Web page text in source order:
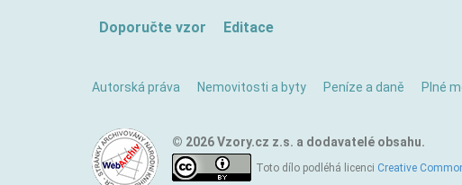
Doporučte vzor Editace
Autorská práva Nemovitosti a byty Peníze a daně Plné
© 2026 Vzory.cz z.s. a dodavatelé obsahu.
Toto dílo podléhá licenci Creative